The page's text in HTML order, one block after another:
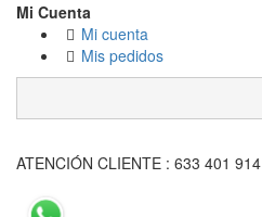
Mi Cuenta
Mi cuenta
Mis pedidos
ATENCIÓN CLIENTE : 633 401 914